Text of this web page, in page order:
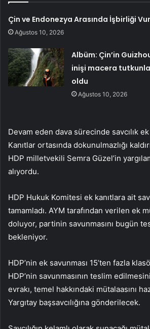
Çin ve Endonezya Arasında İşbirliği
Ağustos 10, 2026
Albüm: Çin’in
inişi macera
oldu
Ağustos 10, 2026
Devam eden dava sürecinde savcılık
Kanıtlar ortasında dokunulmazlığı
HDP milletvekili Semra Güzel’in
alıyordu.
HDP Hukuk Komitesi ek kanıtlara ait
tamamladı. AYM tarafından verilen ek
doluyor, partinin savunmasını bugün
bekleniyor.
HDP’nin ek savunması 15’ten fazla
HDP’nin savunmasının teslim
evrakı, temel hakkındaki mütalaasını
Yargıtay başsavcılığına gönderilecek.